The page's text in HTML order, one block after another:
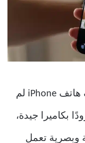
من الطرق الشيقة لإعادة توظيف هاتف iPhone لم
بكاميرا جيدة،
وبصرية تعمل